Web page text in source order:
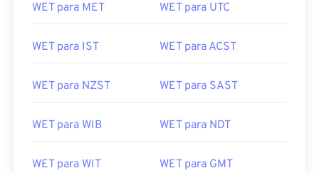
WET para MET WET para UTC
WET para IST WET para ACST
WET para NZST WET para SAST
WET para WIB WET para NDT
WET para WIT WET para GMT